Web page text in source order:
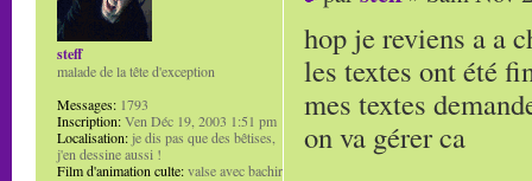
hop je reviens a a
les textes ont été
mes textes
on va gérer ca
steff
malade de la tête d'exception
Messages: 1793
Inscription:Ven Déc 19, 2003 1:51 pm
Localisation: je dis pas que des bêtises,
j'en dessine aussi !
Film d'animation culte:valse avec bachir